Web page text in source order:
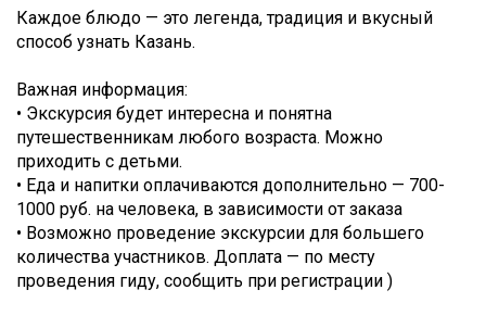
Каждое блюдо — это легенда, традиция и вкусный
способ узнать Казань.
Важная информация:
• Экскурсия будет интересна и понятна
путешественникам любого возраста. Можно
приходить с детьми.
• Еда и напитки оплачиваются дополнительно — 700-
1000 руб. на человека, в зависимости от заказа
• Возможно проведение экскурсии для большего
количества участников. Доплата — по месту
проведения гиду, сообщить при регистрации )